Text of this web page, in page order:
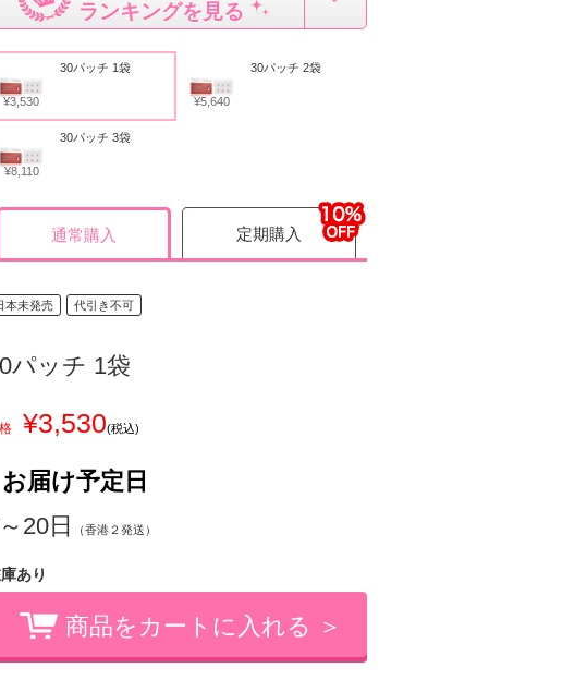
ランキングを見る
¥3,530
30パッチ 1袋
¥5,640
30パッチ 2袋
¥8,110
30パッチ 3袋
通常購入 定期購入
本未発売 代引き不可
パッチ 1袋
¥3,530(税込)
お届け予定日
20日
（香港２発送）
あり
商品をカートに入れる ＞